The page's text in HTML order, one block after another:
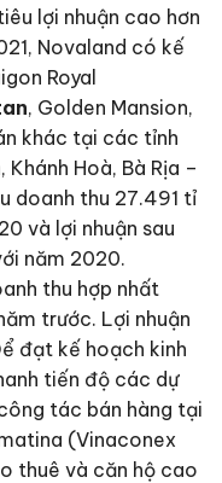
lợi nhuận cao hơn
Novaland có kế
Royal
, Golden Mansion,
khác tại các tỉnh
Hoà, Bà Rịa –
doanh thu 27.491 tỉ
và lợi nhuận sau
năm 2020.
thu hợp nhất
trước. Lợi nhuận
đạt kế hoạch kinh
tiến độ các dự
tác bán hàng tại
(Vinaconex
thuê và căn hộ cao